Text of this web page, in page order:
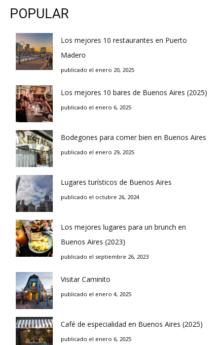
POPULAR
Los mejores 10 restaurantes en Puerto
Madero
publicado el enero 20, 2025
Los mejores 10 bares de Buenos Aires (2025)
publicado el enero 6, 2025
Bodegones para comer bien en Buenos Aires
publicado el enero 29, 2025
Lugares turísticos de Buenos Aires
publicado el octubre 26, 2024
Los mejores lugares para un brunch en
Buenos Aires (2023)
publicado el septiembre 26, 2023
Visitar Caminito
publicado el enero 4, 2025
Café de especialidad en Buenos Aires (2025)
publicado el enero 6, 2025